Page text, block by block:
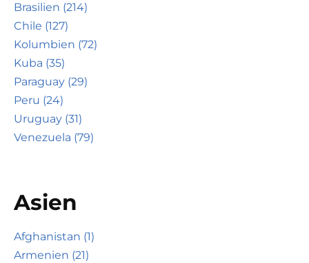
Brasilien (214)
Chile (127)
Kolumbien (72)
Kuba (35)
Paraguay (29)
Peru (24)
Uruguay (31)
Venezuela (79)
Asien
Afghanistan (1)
Armenien (21)